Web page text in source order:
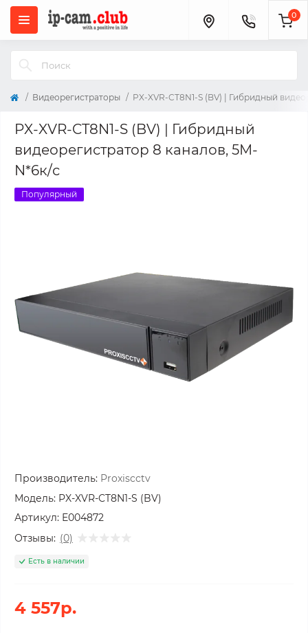
0
Видеорегистраторы PX-XVR-CT8N1-S (BV) | Гибридный
PX-XVR-CT8N1-S (BV) | Гибридный
видеорегистратор 8 каналов, 5М-
N*6к/с
Популярный
Производитель: Proxiscctv
Модель: PX-XVR-CT8N1-S (BV)
Артикул: E004872
Отзывы: (0)
Есть в наличии
4 557р.